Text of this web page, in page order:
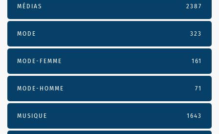
MÉDIAS 2387
MODE 323
MODE-FEMME 161
MODE-HOMME 71
MUSIQUE 1643